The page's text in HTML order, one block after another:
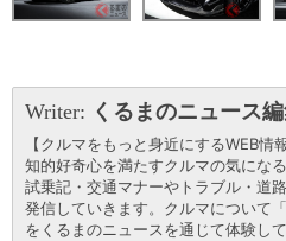
Writer: くるまのニュース
【クルマをもっと身近にするWEB情
知的好奇心を満たすクルマの気にな
試乗記・交通マナーやトラブル・道
発信していきます。クルマについて
をくるまのニュースを通じて体験して